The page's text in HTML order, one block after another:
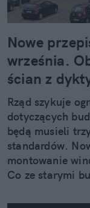
Nowe
września.
ścian z
Rząd szykuje
dotyczących
będą musieli
standardów.
montowanie
Co ze starymi